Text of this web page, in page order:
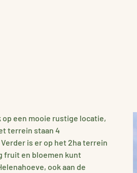
op een mooie rustige locatie,
terrein staan 4
is er op het 2ha terrein
fruit en bloemen kunt
ook aan de